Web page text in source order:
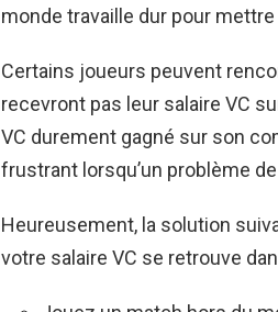
monde travaille dur pour
Certains joueurs peuvent
recevront pas leur salaire VC
VC durement gagné sur son
frustrant lorsqu’un problème
Heureusement, la solution
votre salaire VC se retrouve